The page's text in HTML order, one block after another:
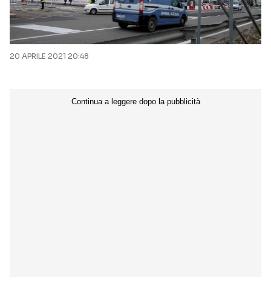
20 APRILE 2021 20:48